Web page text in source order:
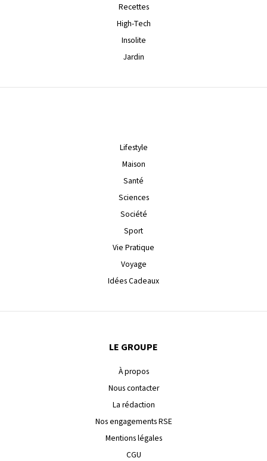
Recettes
High-Tech
Insolite
Jardin
Lifestyle
Maison
Santé
Sciences
Société
Sport
Vie Pratique
Voyage
Idées Cadeaux
LE GROUPE
À propos
Nous contacter
La rédaction
Nos engagements RSE
Mentions légales
CGU